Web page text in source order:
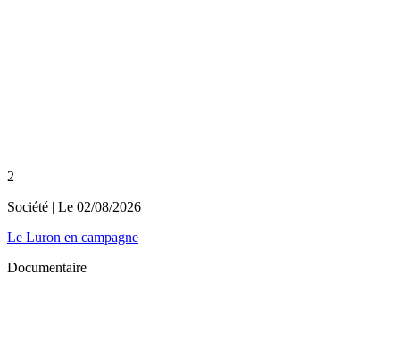
2
Société | Le 02/08/2026
Le Luron en campagne
Documentaire